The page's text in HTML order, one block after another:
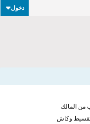
دخول